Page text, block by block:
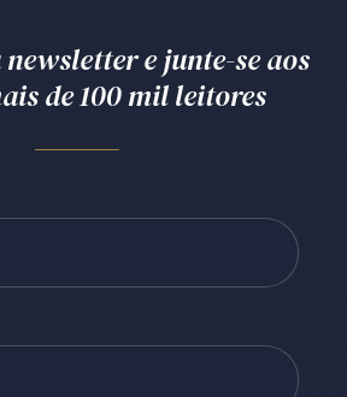
newsletter e junte-se aos
de 100 mil leitores